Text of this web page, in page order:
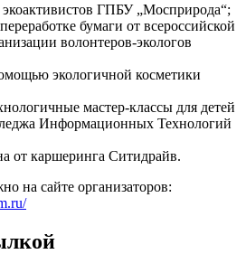
экоактивистов ГПБУ „Мосприрода“;
бумаги от всероссийской
волонтеров-экологов
экологичной косметики
мастер-классы для детей
Информационных Технологий
от каршеринга Ситидрайв.
на сайте организаторов: